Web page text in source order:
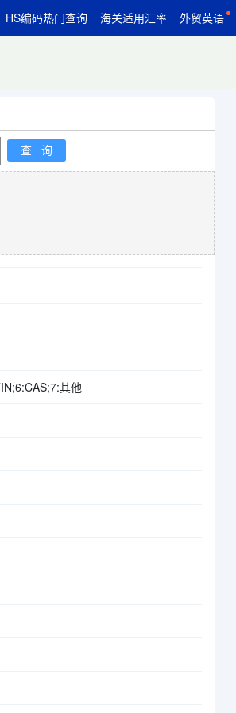
HS编码热门查询 海关适用汇率 外贸英语
其他